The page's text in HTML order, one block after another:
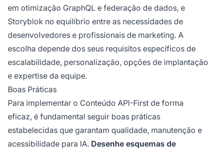
em otimização GraphQL e federação de dados, e
Storyblok no equilíbrio entre as necessidades de
desenvolvedores e profissionais de marketing. A
escolha depende dos seus requisitos específicos de
escalabilidade, personalização, opções de implantação
e expertise da equipe.
Boas Práticas
Para implementar o Conteúdo API-First de forma
eficaz, é fundamental seguir boas práticas
estabelecidas que garantam qualidade, manutenção e
acessibilidade para IA. Desenhe esquemas de